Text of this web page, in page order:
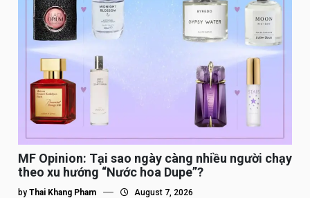
MF Opinion: Tại sao ngày càng nhiều người chạy
theo xu hướng “Nước hoa Dupe”?
by Thai Khang Pham August 7, 2026